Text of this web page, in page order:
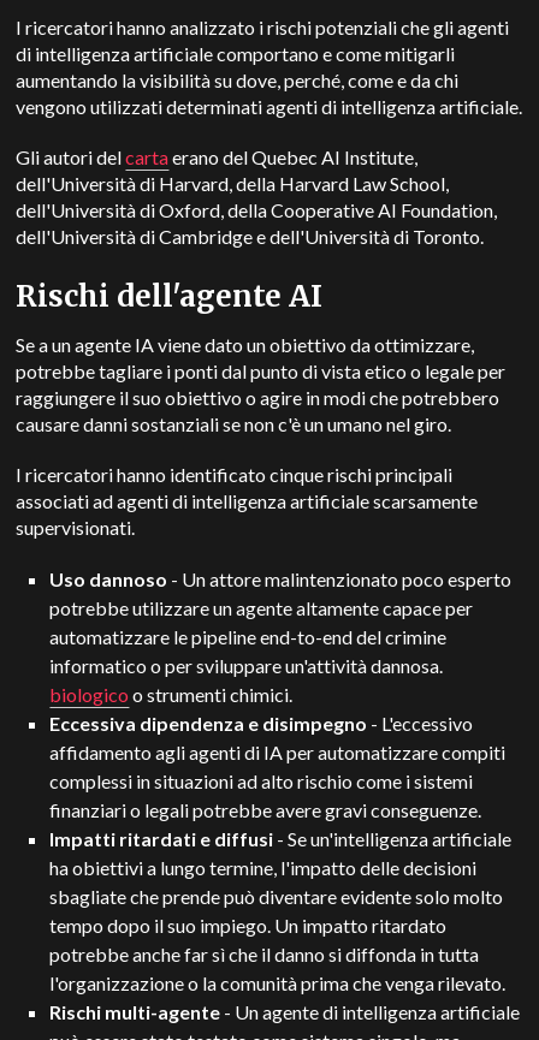
I ricercatori hanno analizzato i rischi potenziali che gli agenti
di intelligenza artificiale comportano e come mitigarli
aumentando la visibilità su dove, perché, come e da chi
vengono utilizzati determinati agenti di intelligenza artificiale.
Gli autori delcartaerano del Quebec AI Institute,
dell'Università di Harvard, della Harvard Law School,
dell'Università di Oxford, della Cooperative AI Foundation,
dell'Università di Cambridge e dell'Università di Toronto.
Rischi dell'agente AI
Se a un agente IA viene dato un obiettivo da ottimizzare,
potrebbe tagliare i ponti dal punto di vista etico o legale per
raggiungere il suo obiettivo o agire in modi che potrebbero
causare danni sostanziali se non c'è un umano nel giro.
I ricercatori hanno identificato cinque rischi principali
associati ad agenti di intelligenza artificiale scarsamente
supervisionati.
Uso dannoso - Un attore malintenzionato poco esperto
potrebbe utilizzare un agente altamente capace per
automatizzare le pipeline end-to-end del crimine
informatico o per sviluppare un'attività dannosa.
biologico o strumenti chimici.
Eccessiva dipendenza e disimpegno - L'eccessivo
affidamento agli agenti di IA per automatizzare compiti
complessi in situazioni ad alto rischio come i sistemi
finanziari o legali potrebbe avere gravi conseguenze.
Impatti ritardati e diffusi - Se un'intelligenza artificiale
ha obiettivi a lungo termine, l'impatto delle decisioni
sbagliate che prende può diventare evidente solo molto
tempo dopo il suo impiego. Un impatto ritardato
potrebbe anche far sì che il danno si diffonda in tutta
l'organizzazione o la comunità prima che venga rilevato.
Rischi multi-agente - Un agente di intelligenza artificiale